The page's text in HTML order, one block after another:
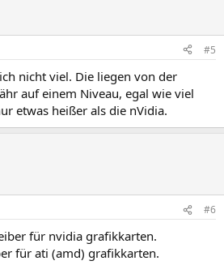
#5
nicht viel. Die liegen von der
auf einem Niveau, egal wie viel
etwas heißer als die nVidia.
#6
für nvidia grafikkarten.
für ati (amd) grafikkarten.